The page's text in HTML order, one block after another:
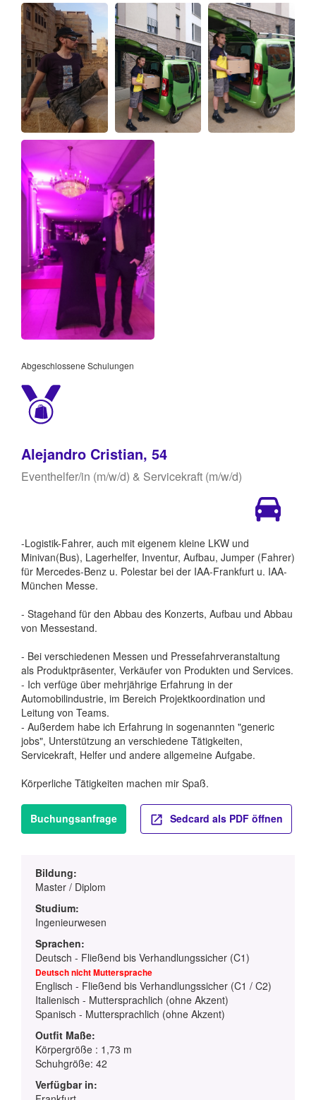
Abgeschlossene Schulungen
Alejandro Cristian, 54
Eventhelfer/in (m/w/d) & Servicekraft (m/w/d)
-Logistik-Fahrer, auch mit eigenem kleine LKW und
Minivan(Bus), Lagerhelfer, Inventur, Aufbau, Jumper (Fahrer)
für Mercedes-Benz u. Polestar bei der IAA-Frankfurt u. IAA-
München Messe.
- Stagehand für den Abbau des Konzerts, Aufbau und Abbau
von Messestand.
- Bei verschiedenen Messen und Pressefahrveranstaltung
als Produktpräsenter, Verkäufer von Produkten und Services.
- Ich verfüge über mehrjährige Erfahrung in der
Automobilindustrie, im Bereich Projektkoordination und
Leitung von Teams.
- Außerdem habe ich Erfahrung in sogenannten "generic
jobs", Unterstützung an verschiedene Tätigkeiten,
Servicekraft, Helfer und andere allgemeine Aufgabe.
Körperliche Tätigkeiten machen mir Spaß.
Buchungsanfrage Sedcard als PDF öffnen
Bildung:
Master / Diplom
Studium:
Ingenieurwesen
Sprachen:
Deutsch - Fließend bis Verhandlungssicher (C1)
Deutsch nicht Muttersprache
Englisch - Fließend bis Verhandlungssicher (C1 / C2)
Italienisch - Muttersprachlich (ohne Akzent)
Spanisch - Muttersprachlich (ohne Akzent)
Outfit Maße:
Körpergröße : 1,73 m
Schuhgröße: 42
Verfügbar in: